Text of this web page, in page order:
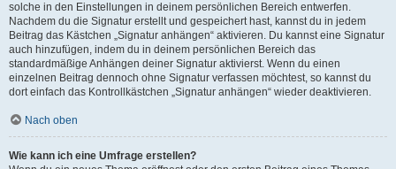
solche in den Einstellungen in deinem persönlichen Bereich entwerfen.
Nachdem du die Signatur erstellt und gespeichert hast, kannst du in jedem
Beitrag das Kästchen „Signatur anhängen“ aktivieren. Du kannst eine Signatur
auch hinzufügen, indem du in deinem persönlichen Bereich das
standardmäßige Anhängen deiner Signatur aktivierst. Wenn du einen
einzelnen Beitrag dennoch ohne Signatur verfassen möchtest, so kannst du
dort einfach das Kontrollkästchen „Signatur anhängen“ wieder deaktivieren.
Nach oben
Wie kann ich eine Umfrage erstellen?